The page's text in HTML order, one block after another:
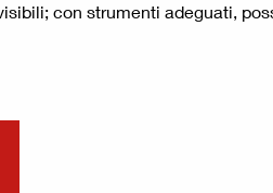
con strumenti adeguati,